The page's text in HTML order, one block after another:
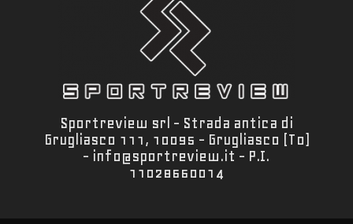
Sportreview srl - Strada antica di
Grugliasco 111, 10095 - Grugliasco (To)
- info@sportreview.it - P.I.
11028660014